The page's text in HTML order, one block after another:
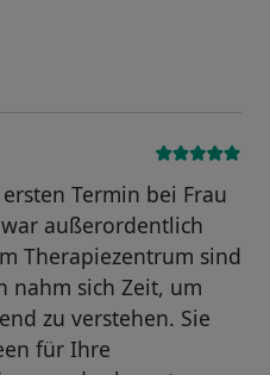
Termin bei Frau
außerordentlich
Therapiezentrum sind
nahm sich Zeit, um
zu verstehen. Sie
für Ihre